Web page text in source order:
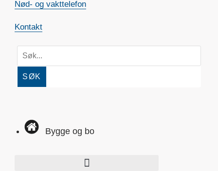
Nød- og vakttelefon
Kontakt
SØK
Bygge og bo